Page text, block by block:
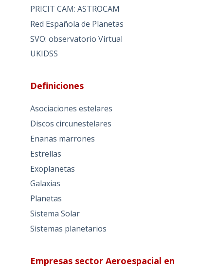
PRICIT CAM: ASTROCAM
Red Española de Planetas
SVO: observatorio Virtual
UKIDSS
Definiciones
Asociaciones estelares
Discos circunestelares
Enanas marrones
Estrellas
Exoplanetas
Galaxias
Planetas
Sistema Solar
Sistemas planetarios
Empresas sector Aeroespacial en